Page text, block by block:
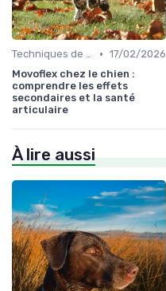
Techniques de base • 17/02/2026
Movoflex chez le chien :
comprendre les effets
secondaires et la santé
articulaire
À lire aussi